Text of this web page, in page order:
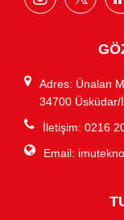
Adres: Ünalan
34700 Üsküdar/
İletişim: 0216
Email: